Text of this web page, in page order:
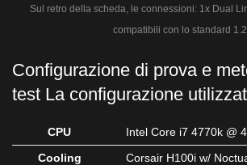
Sul retro della scheda, le connessioni: 1x Dual
compatibili con lo standard
Configurazione di prova e
test La configurazione
CPU Intel Core i7 4770k @
Cooling Corsair H100i w/